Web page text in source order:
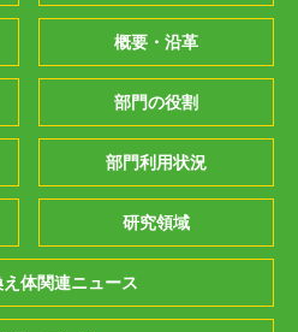
概要・沿革
部門の役割
部門利用状況
研究領域
体関連ニュース